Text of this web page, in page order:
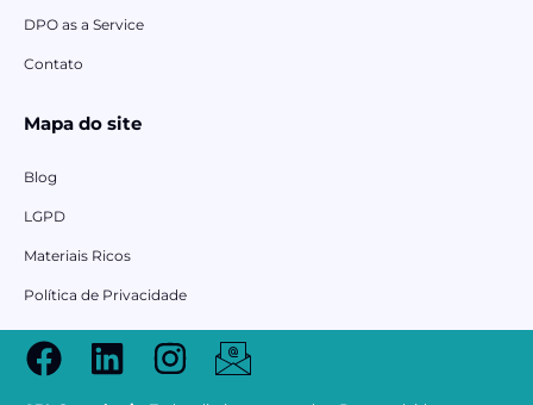
DPO as a Service
Contato
Mapa do site
Blog
LGPD
Materiais Ricos
Política de Privacidade